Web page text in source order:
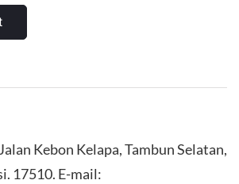
Kebon Kelapa, Tambun Selatan,
17510. E-mail: